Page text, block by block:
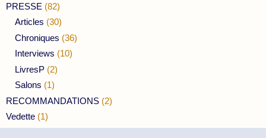
PRESSE (82)
Articles (30)
Chroniques (36)
Interviews (10)
LivresP (2)
Salons (1)
RECOMMANDATIONS (2)
Vedette (1)